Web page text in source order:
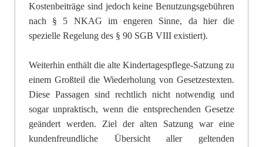
Kostenbeiträge sind jedoch keine Benutzungsgebühren
nach § 5 NKAG im engeren Sinne, da hier die
spezielle Regelung des § 90 SGB VIII existiert).
Weiterhin enthält die alte Kindertagespflege-Satzung zu
einem Großteil die Wiederholung von Gesetzestexten.
Diese Passagen sind rechtlich nicht notwendig und
sogar unpraktisch, wenn die entsprechenden Gesetze
geändert werden. Ziel der alten Satzung war eine
kundenfreundliche Übersicht aller geltenden